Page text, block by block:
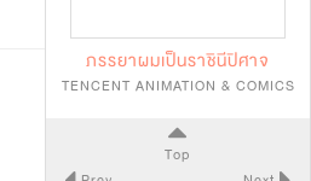
ภรรยาผมเป็นราชินีปิศาจ
TENCENT ANIMATION & COMICS
Top